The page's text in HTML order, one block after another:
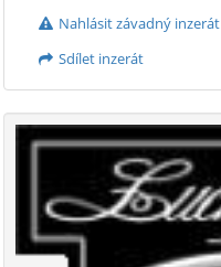
Nahlásit závadný inzerát
Sdílet inzerát